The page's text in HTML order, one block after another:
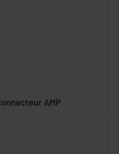
AMP